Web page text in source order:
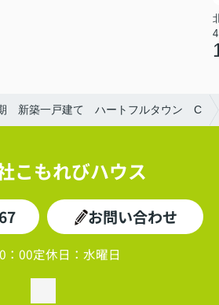
新築一戸建て ハートフルタウン C
こもれびハウス
お問い合わせ
：00定休日： 水曜日